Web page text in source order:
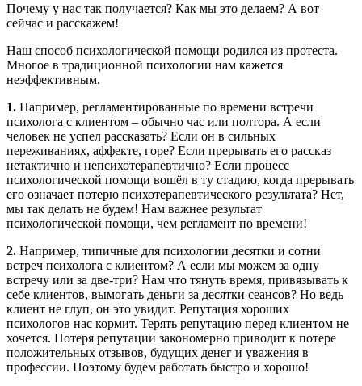
Почему у нас так получается? Как мы это делаем? А вот
сейчас и расскажем!
Наш способ психологической помощи родился из протеста.
Многое в традиционной психологии нам кажется
неэффективным.
1. Например, регламентированные по времени встречи
психолога с клиентом – обычно час или полтора. А если
человек не успел рассказать? Если он в сильных
переживаниях, аффекте, горе? Если прерывать его рассказ
нетактично и непсихотерапевтично? Если процесс
психологической помощи вошёл в ту стадию, когда прерывать
его означает потерю психотерапевтического результата? Нет,
мы так делать не будем! Нам важнее результат
психологической помощи, чем регламент по времени!
2. Например, типичные для психологии десятки и сотни
встреч психолога с клиентом? А если мы можем за одну
встречу или за две-три? Нам что тянуть время, привязывать к
себе клиентов, вымогать деньги за десятки сеансов? Но ведь
клиент не глуп, он это увидит. Репутация хороших
психологов нас кормит. Терять репутацию перед клиентом не
хочется. Потеря репутации закономерно приводит к потере
положительных отзывов, будущих денег и уважения в
профессии. Поэтому будем работать быстро и хорошо!